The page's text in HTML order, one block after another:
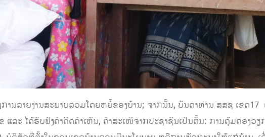
ານລາຍງານສະພາບລວມໂດຍຫຍໍ້ຂອງບ້ານ; ຈາກນັ້ນ, ບັນດາທ່ານ ສສຊ ເຂດ
ລະ ໄດ້ຮັບຟັງຄຳຄິດຄຳເຫັນ, ຄຳສະເໜີຈາກປະຊາຊົນເປັນຕົ້ນ: ການຄຸ້ມຄອງວຽ